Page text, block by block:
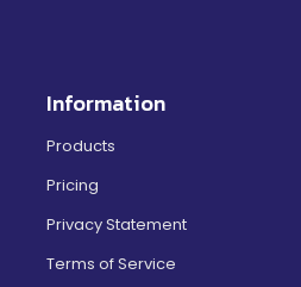
Information
Products
Pricing
Privacy Statement
Terms of Service